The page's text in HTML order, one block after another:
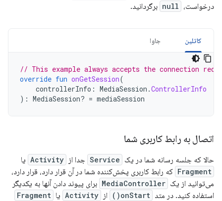
درخواست، null برگردانید.
کاتلین جاوا
// This example always accepts the connection
override fun onGetSession(
controllerInfo : MediaSession .ControllerInfo
): MediaSession? = mediaSession
اتصال به رابط کاربری شما
حالا که جلسه رسانه شما در یک Service جدا از Activity یا
Fragment که رابط کاربری پخش‌کننده شما در آن قرار دارد، قرار دارد،
می‌توانید از یک MediaController برای پیوند دادن آنها به یکدیگر
استفاده کنید. در متد onStart() از Activity یا Fragment